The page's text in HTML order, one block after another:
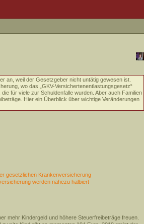
an, weil der Gesetzgeber nicht untätig gewesen ist.
wo das „GKV-Versichertenentlastungsgesetz“
für viele zur Schuldenfalle wurden. Aber auch Familien
Hier ein Überblick über wichtige Veränderungen
gesetzlichen Krankenversicherung
werden nahezu halbiert
mehr Kindergeld und höhere Steuerfreibeträge freuen.